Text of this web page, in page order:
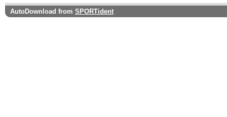
AutoDownload from SPORTident